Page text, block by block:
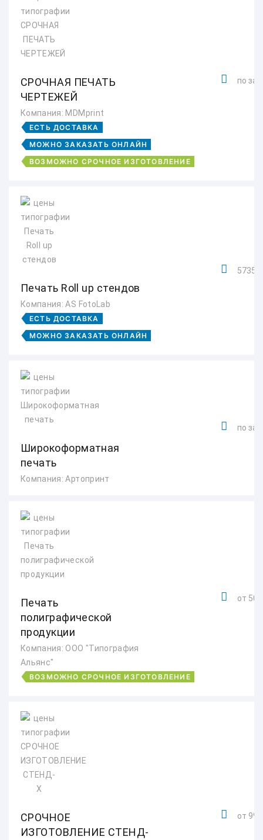
СРОЧНАЯ ПЕЧАТЬ
ЧЕРТЕЖЕЙ
Компания: MDMprint
ЕСТЬ ДОСТАВКА
МОЖНО ЗАКАЗАТЬ ОНЛАЙН
ВОЗМОЖНО СРОЧНОЕ ИЗГОТОВЛЕНИЕ
по
Печать Roll up стендов
Компания: AS FotoLab
ЕСТЬ ДОСТАВКА
МОЖНО ЗАКАЗАТЬ ОНЛАЙН
5735
Широкоформатная
печать
Компания: Артопринт
по
Печать
полиграфической
продукции
Компания: ООО "Типография
Альянс"
ВОЗМОЖНО СРОЧНОЕ ИЗГОТОВЛЕНИЕ
от
СРОЧНОЕ
ИЗГОТОВЛЕНИЕ СТЕНД-
от